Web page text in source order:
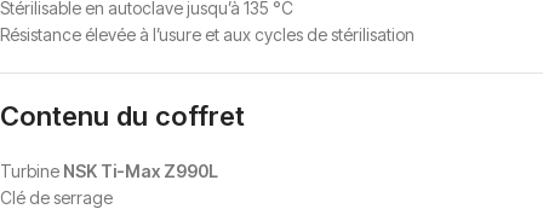
Stérilisable en autoclave jusqu’à 135 °C
Résistance élevée à l’usure et aux cycles de stérilisation
Contenu du coffret
Turbine NSK Ti-Max Z990L
Clé de serrage